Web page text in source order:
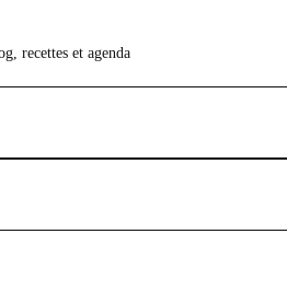
recettes et agenda